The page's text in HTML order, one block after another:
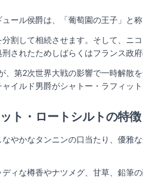
ール侯爵は、「葡萄園の王子」と称
割して相続させます。そして、ニ
されたためしばらくはフランス政府
第2次世界大戦の影響で一時解散
イルド男爵がシャトー・ラフィッ
ト・ロートシルトの特
やかなタンニンの口当たり、優雅
ィな樽香やナツメグ、甘草、鉛筆